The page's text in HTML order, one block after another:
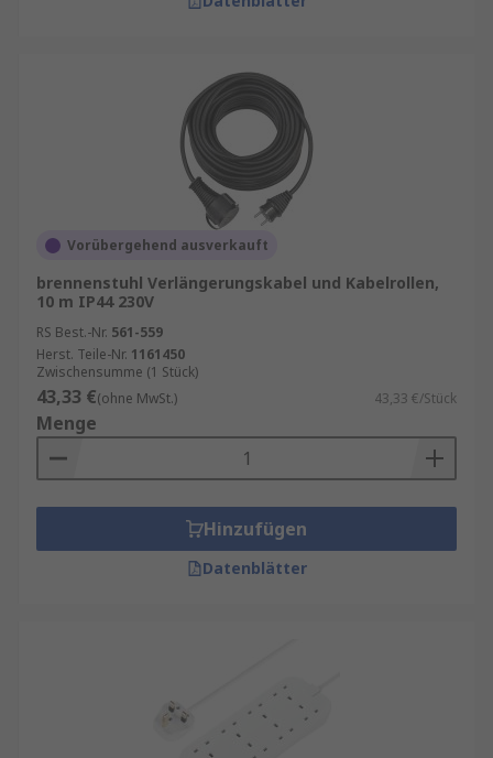
Vorübergehend ausverkauft
brennenstuhl Verlängerungskabel und Kabelrollen,
10 m IP44 230V
RS Best.-Nr. 561-559
Herst. Teile-Nr. 1161450
Zwischensumme (1 Stück)
43,33 €(ohne MwSt.) 43,33 €/Stück
Menge
Hinzufügen
Datenblätter